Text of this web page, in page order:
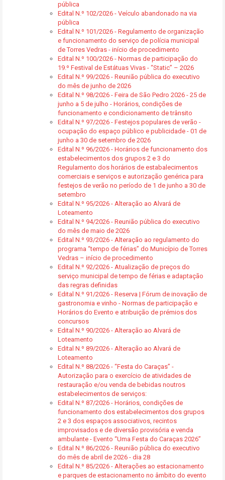
pública
Edital N.º 102/2026 - Veículo abandonado na via
pública
Edital N.º 101/2026 - Regulamento de organização
e funcionamento do serviço de polícia municipal
de Torres Vedras - início de procedimento
Edital N.º 100/2026 - Normas de participação do
19.º Festival de Estátuas Vivas - “Static” – 2026
Edital N.º 99/2026 - Reunião pública do executivo
do mês de junho de 2026
Edital N.º 98/2026 - Feira de São Pedro 2026 - 25 de
junho a 5 de julho - Horários, condições de
funcionamento e condicionamento de trânsito
Edital N.º 97/2026 - Festejos populares de verão -
ocupação do espaço público e publicidade - 01 de
junho a 30 de setembro de 2026
Edital N.º 96/2026 - Horários de funcionamento dos
estabelecimentos dos grupos 2 e 3 do
Regulamento dos horários de estabalecimentos
comerciais e serviços e autorização genérica para
festejos de verão no período de 1 de junho a 30 de
setembro
Edital N.º 95/2026 - Alteração ao Alvará de
Loteamento
Edital N.º 94/2026 - Reunião pública do executivo
do mês de maio de 2026
Edital N.º 93/2026 - Alteração ao regulamento do
programa “tempo de férias” do Município de Torres
Vedras – início de procedimento
Edital N.º 92/2026 - Atualização de preços do
serviço municipal de tempo de férias e adaptação
das regras definidas
Edital N.º 91/2026 - Reserva | Fórum de inovação de
gastronomia e vinho - Normas de participação e
Horários do Evento e atribuição de prémios dos
concursos
Edital N.º 90/2026 - Alteração ao Alvará de
Loteamento
Edital N.º 89/2026 - Alteração ao Alvará de
Loteamento
Edital N.º 88/2026 - “Festa do Caraças” -
Autorização para o exercício de atividades de
restauração e/ou venda de bebidas noutros
estabelecimentos de serviços:
Edital N.º 87/2026 - Horários, condições de
funcionamento dos estabelecimentos dos grupos
2 e 3 dos espaços associativos, recintos
improvisados e de diversão provisória e venda
ambulante - Evento “Uma Festa do Caraças 2026”
Edital N.º 86/2026 - Reunião pública do executivo
do mês de abril de 2026 - dia 28
Edital N.º 85/2026 - Alterações ao estacionamento
e parques de estacionamento no âmbito do evento